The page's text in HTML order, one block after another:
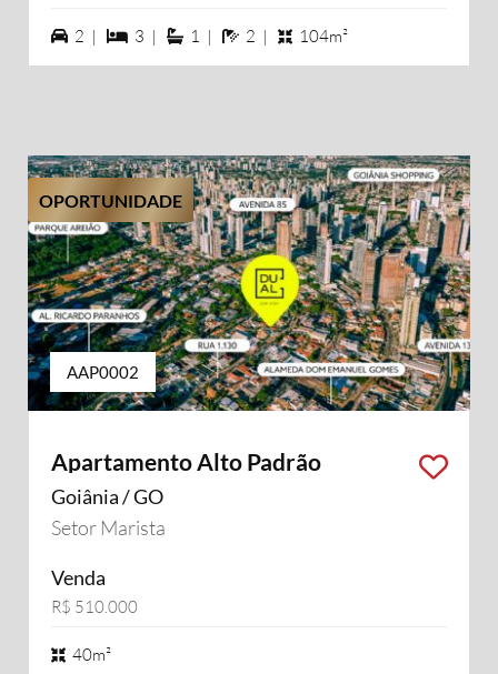
2 vagas na garagem
2 | 3 dormiórios
3 | 1 suítes
1 | 2 banheiros
2 | 104m²
OPORTUNIDADE
AAP0002
Apartamento Alto Padrão
Goiânia / GO
Setor Marista
Venda
R$ 510.000
40m²